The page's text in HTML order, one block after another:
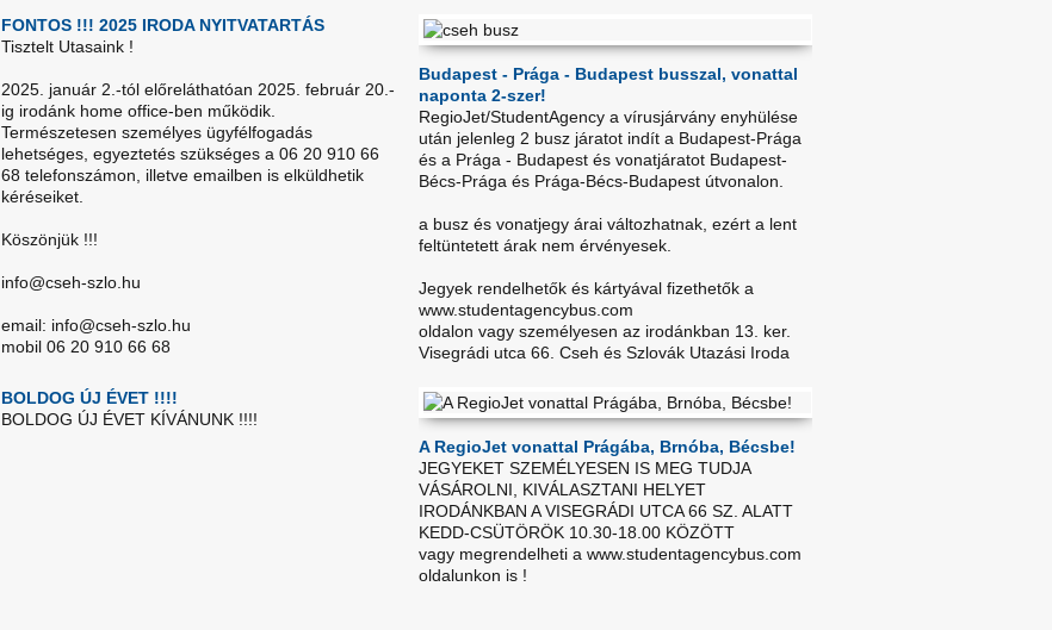
FONTOS !!! 2025 IRODA NYITVATARTÁS
Tisztelt Utasaink !
2025. január 2.-tól előreláthatóan 2025. február 20.-
ig irodánk home office-ben működik.
Természetesen személyes ügyfélfogadás
lehetséges, egyeztetés szükséges a 06 20 910 66
68 telefonszámon, illetve emailben is elküldhetik
kéréseiket.
Köszönjük !!!
info@cseh-szlo.hu
email: info@cseh-szlo.hu
mobil 06 20 910 66 68
Budapest - Prága - Budapest busszal, vonattal
naponta 2-szer!
RegioJet/StudentAgency a vírusjárvány enyhülése
után jelenleg 2 busz járatot indít a Budapest-Prága
és a Prága - Budapest és vonatjáratot Budapest-
Bécs-Prága és Prága-Bécs-Budapest útvonalon.
a busz és vonatjegy árai változhatnak, ezért a lent
feltüntetett árak nem érvényesek.
Jegyek rendelhetők és kártyával fizethetők a
www.studentagencybus.com
oldalon vagy személyesen az irodánkban 13. ker.
Visegrádi utca 66. Cseh és Szlovák Utazási Iroda
BOLDOG ÚJ ÉVET !!!!
BOLDOG ÚJ ÉVET KÍVÁNUNK !!!!
A RegioJet vonattal Prágába, Brnóba, Bécsbe!
JEGYEKET SZEMÉLYESEN IS MEG TUDJA
VÁSÁROLNI, KIVÁLASZTANI HELYET
IRODÁNKBAN A VISEGRÁDI UTCA 66 SZ. ALATT
KEDD-CSÜTÖRÖK 10.30-18.00 KÖZÖTT
vagy megrendelheti a www.studentagencybus.com
oldalunkon is !